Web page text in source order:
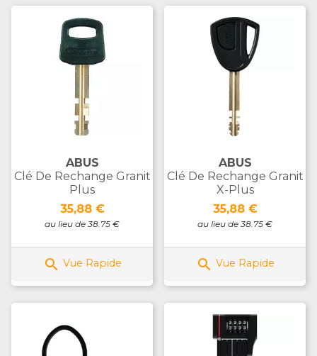
ABUS
Clé De Rechange Granit
Plus
Prix
35,88 €
au lieu de 38.75 €
 Vue Rapide
ABUS
Clé De Rechange Granit
X-Plus
Prix
35,88 €
au lieu de 38.75 €
 Vue Rapide